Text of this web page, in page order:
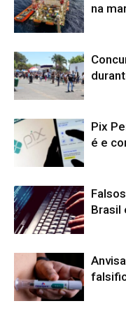
na
Pix
é e
Brasil